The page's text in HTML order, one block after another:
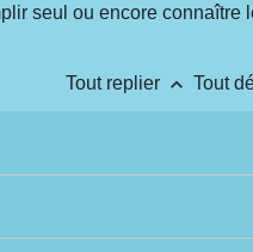
seul ou encore connaître
Tout replier keyboard_arrow_up Tout